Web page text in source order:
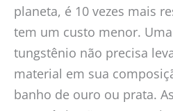
planeta, é 10 vezes mais
tem um custo menor.
tungstênio não precisa
material em sua
banho de ouro ou prata.